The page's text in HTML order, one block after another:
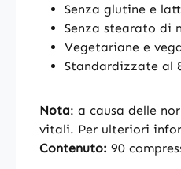
Senza glutine e
Senza stearato di
Vegetariane e
Standardizzate al
Nota: a causa delle
vitali. Per ulteriori
Contenuto: 90